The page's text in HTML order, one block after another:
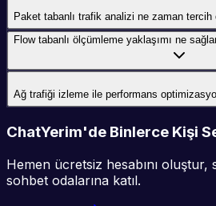
Paket tabanlı trafik analizi ne zaman tercih
Flow tabanlı ölçümleme yaklaşımı ne
Ağ trafiği izleme ile performans
ChatYerim'de Binlerce Kişi
Hemen ücretsiz hesabını
sohbet odalarına katıl.